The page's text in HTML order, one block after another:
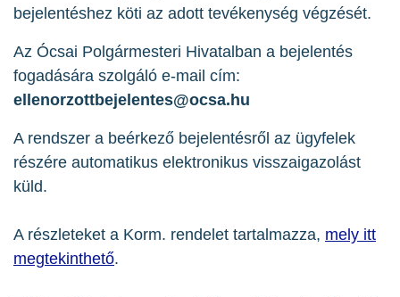
bejelentéshez köti az adott tevékenység végzését.
Az Ócsai Polgármesteri Hivatalban a bejelentés
fogadására szolgáló e-mail cím:
ellenorzottbejelentes@ocsa.hu
A rendszer a beérkező bejelentésről az ügyfelek
részére automatikus elektronikus visszaigazolást
küld.
A részleteket a Korm. rendelet tartalmazza, mely itt
megtekinthető.